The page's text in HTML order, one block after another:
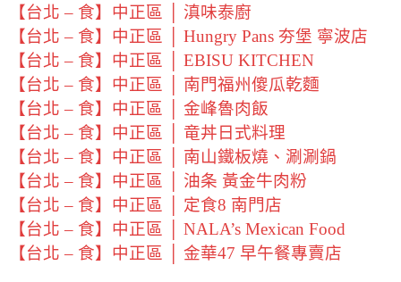
【台北 – 食】中正區 │ 滇味泰廚
【台北 – 食】中正區 │ Hungry Pans 夯堡 寧波店
【台北 – 食】中正區 │ EBISU KITCHEN
【台北 – 食】中正區 │ 南門福州傻瓜乾麵
【台北 – 食】中正區 │ 金峰魯肉飯
【台北 – 食】中正區 │ 竜丼日式料理
【台北 – 食】中正區 │ 南山鐵板燒、涮涮鍋
【台北 – 食】中正區 │ 油条 黃金牛肉粉
【台北 – 食】中正區 │ 定食8 南門店
【台北 – 食】中正區 │ NALA’s Mexican Food
【台北 – 食】中正區 │ 金華47 早午餐專賣店